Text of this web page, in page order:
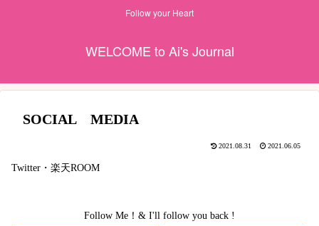
Follow your Heart
WELCOME to Ai's Journal
SOCIAL MEDIA
2021.08.31 2021.06.05
Twitter・楽天ROOM
Follow Me！& I'll follow you back !